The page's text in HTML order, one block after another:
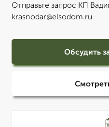
Отправьте запрос КП
krasnodar@elsodom.ru
Обсудить